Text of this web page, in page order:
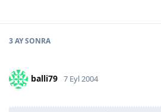
3 AYSONRA
balli79 7 Eyl 2004